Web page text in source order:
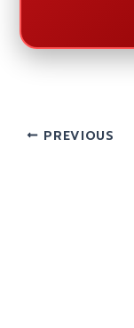
PREVIOUS